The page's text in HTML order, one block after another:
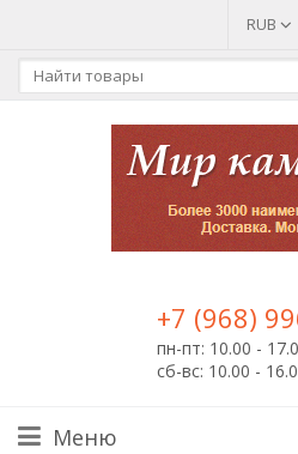
RUB
+7 (968)
пн-пт: 10.00 -
сб-вс: 10.00 -
Меню